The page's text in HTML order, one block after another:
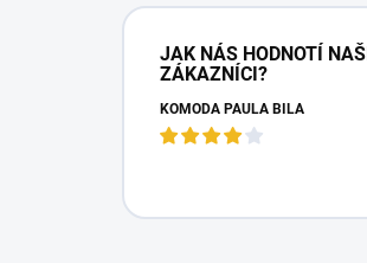
JAK NÁS HODNOTÍ NAŠI
ZÁKAZNÍCI?
KOMODA PAULA BÍLÁ